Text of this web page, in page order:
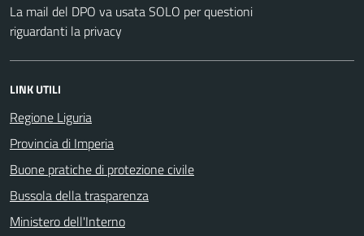
La mail del DPO va usata SOLO per questioni
riguardanti la privacy
LINK UTILI
Regione Liguria
Provincia di Imperia
Buone pratiche di protezione civile
Bussola della trasparenza
Ministero dell'Interno